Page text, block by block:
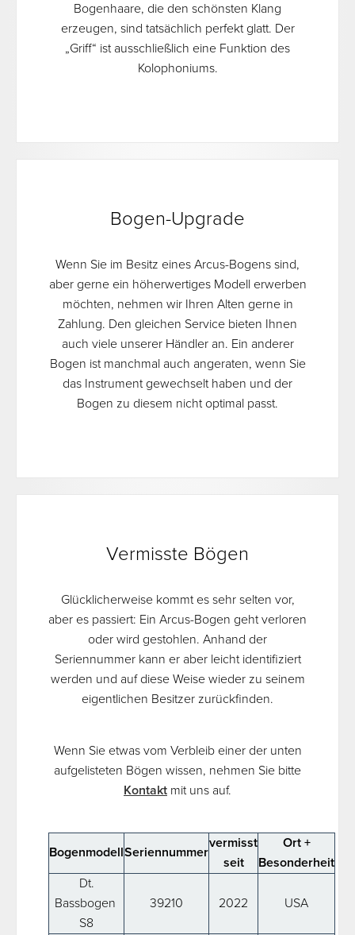
Bogenhaare, die den schönsten Klang
erzeugen, sind tatsächlich perfekt glatt. Der
„Griff“ ist ausschließlich eine Funktion des
Kolophoniums.
Bogen-Upgrade
Wenn Sie im Besitz eines Arcus-Bogens sind,
aber gerne ein höherwertiges Modell erwerben
möchten, nehmen wir Ihren Alten gerne in
Zahlung. Den gleichen Service bieten Ihnen
auch viele unserer Händler an. Ein anderer
Bogen ist manchmal auch angeraten, wenn Sie
das Instrument gewechselt haben und der
Bogen zu diesem nicht optimal passt.
Vermisste Bögen
Glücklicherweise kommt es sehr selten vor,
aber es passiert: Ein Arcus-Bogen geht verloren
oder wird gestohlen. Anhand der
Seriennummer kann er aber leicht identifiziert
werden und auf diese Weise wieder zu seinem
eigentlichen Besitzer zurückfinden.
Wenn Sie etwas vom Verbleib einer der unten
aufgelisteten Bögen wissen, nehmen Sie bitte
Kontakt mit uns auf.
BogenmodellSeriennummer
vermisst
seit
Ort +
Besonderheit
Dt.
Bassbogen
S8
39210 2022 USA